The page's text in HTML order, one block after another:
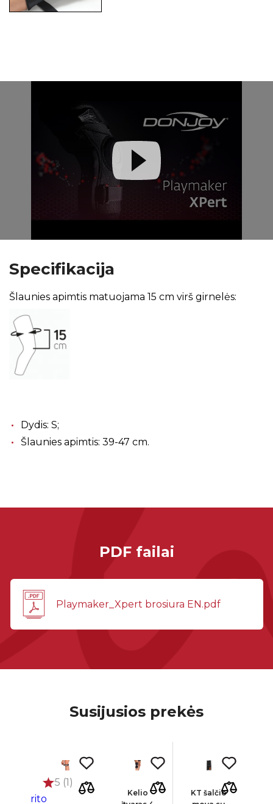
Specifikacija
Šlaunies apimtis matuojama 15 cm virš girnelės:
Dydis: S;
Šlaunies apimtis: 39-47 cm.
PDF failai
Playmaker_Xpert brosiura EN.pdf
Susijusios prekės
5 (1)
Kelio
KT šalčio